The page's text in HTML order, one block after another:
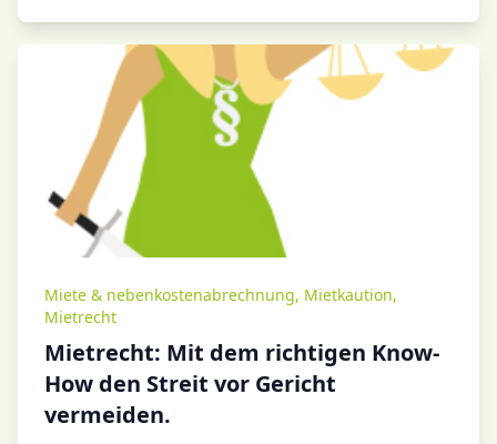
Miete & nebenkostenabrechnung, Mietkaution,
Mietrecht
Mietrecht: Mit dem richtigen Know-
How den Streit vor Gericht
vermeiden.